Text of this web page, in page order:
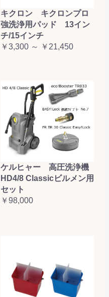
キクロン キクロンプロ
強洗浄用パッド 13イン
チ/15インチ
￥3,300 ～ ￥21,450
ケルヒャー 高圧洗浄機
HD4/8 Classicビルメン用
セット
￥98,000